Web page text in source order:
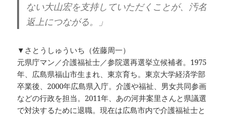
ない大山宏を支持していただくことが、汚名
返上につながる。」
▼さとうしゅういち（佐藤周一）
元県庁マン／介護福祉士／参院選再選挙立候補者。1975
年、広島県福山市生まれ、東京育ち。東京大学経済学部
卒業後、2000年広島県入庁。介護や福祉、男女共同参画
などの行政を担当。2011年、あの河井案里さんと県議選
で対決するために退職。現在は広島市内で介護福祉士と